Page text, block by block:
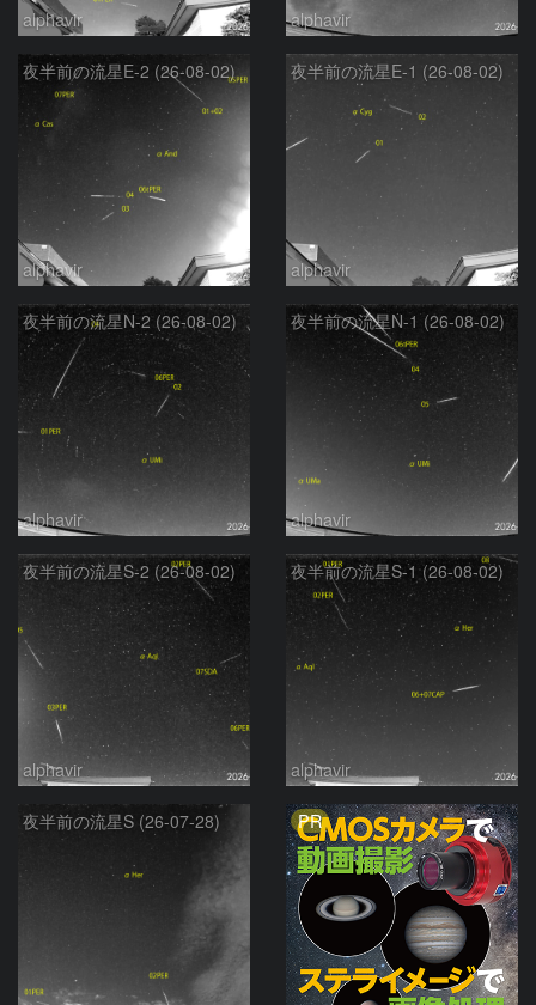
alphavir alphavir
夜半前の流星E-2 (26-08-02)
alphavir
夜半前の流星E-1 (26-08-02)
alphavir
夜半前の流星N-2 (26-08-02)
alphavir
夜半前の流星N-1 (26-08-02)
alphavir
夜半前の流星S-2 (26-08-02)
alphavir
夜半前の流星S-1 (26-08-02)
alphavir
夜半前の流星S (26-07-28) PR